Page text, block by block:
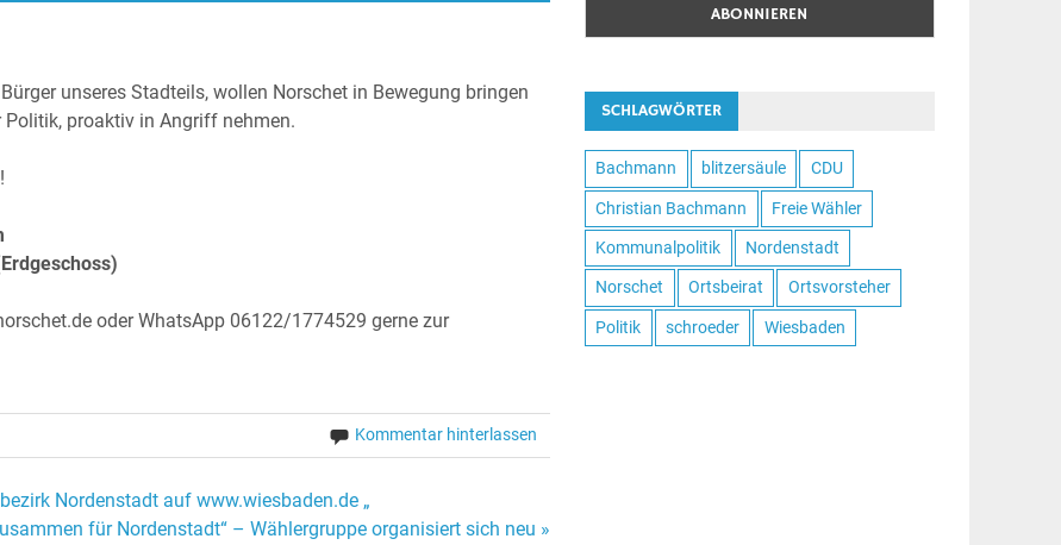
unseres Stadteils, wollen Norschet in Bewegung bringen
proaktiv in Angriff nehmen.
oder WhatsApp 06122/1774529 gerne zur
Kommentar hinterlassen
Nordenstadt auf www.wiesbaden.de „
für Nordenstadt“ – Wählergruppe organisiert sich neu »
SCHLAGWÖRTER
Bachmann blitzersäule CDU
Christian Bachmann Freie Wähler
Kommunalpolitik Nordenstadt
Norschet Ortsbeirat Ortsvorsteher
Politik schroeder Wiesbaden